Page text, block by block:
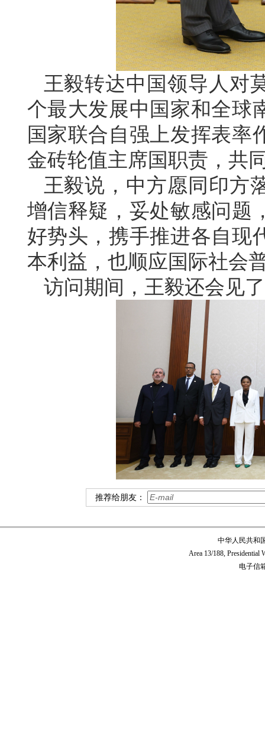
王毅转达中国领导人对
个最大发展中国家和全球
国家联合自强上发挥表率
金砖轮值主席国职责，共
王毅说，中方愿同印方
增信释疑，妥处敏感问题
好势头，携手推进各自现
本利益，也顺应国际社会
访问期间，王毅还会见
推荐给朋友：
中华人民共和
Area 13/188, Presidential
电子信